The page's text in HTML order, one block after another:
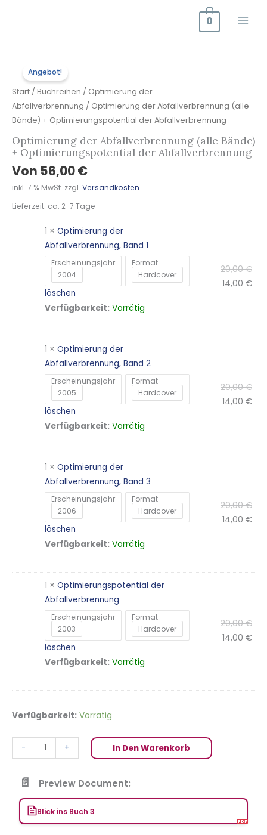
0
Angebot!
Start / Buchreihen / Optimierung der
Abfallverbrennung / Optimierung der Abfallverbrennung (alle
Bände) + Optimierungspotential der Abfallverbrennung
Optimierung der Abfallverbrennung (alle Bände)
+ Optimierungspotential der Abfallverbrennung
Von 56,00€
inkl. 7 % MwSt. zzgl. Versandkosten
Lieferzeit: ca. 2-7 Tage
1 × Optimierung der
Abfallverbrennung, Band 1
Erscheinungsjahr
2004
Format
Hardcover
löschen
Verfügbarkeit: Vorrätig
20,00€
14,00 €
1 × Optimierung der
Abfallverbrennung, Band 2
Erscheinungsjahr
2005
Format
Hardcover
löschen
Verfügbarkeit: Vorrätig
20,00€
14,00 €
1 × Optimierung der
Abfallverbrennung, Band 3
Erscheinungsjahr
2006
Format
Hardcover
löschen
Verfügbarkeit: Vorrätig
20,00€
14,00 €
1 × Optimierungspotential der
Abfallverbrennung
Erscheinungsjahr
2003
Format
Hardcover
löschen
Verfügbarkeit: Vorrätig
20,00€
14,00 €
Verfügbarkeit: Vorrätig
-
der
Abfallverbrennung
(alle
Bände)
Optimierungspotential
Abfallverbrennung
Menge
+ In Den Warenkorb
Preview Document:
Blick ins Buch 3